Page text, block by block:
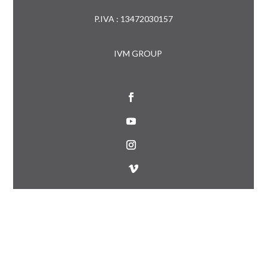
P.IVA : 13472030157
IVM GROUP